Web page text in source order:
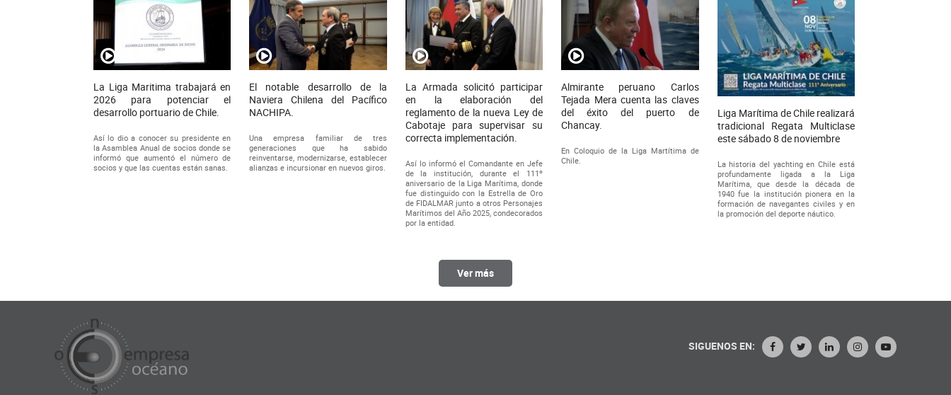
La Liga Maritima trabajará en
2026 para potenciar el
desarrollo portuario de Chile.
Así lo dio a conocer su presidente en
la Asamblea Anual de socios donde se
informó que aumentó el número de
socios y que las cuentas están sanas.
El notable desarrollo de la
Naviera Chilena del Pacífico
NACHIPA.
Una empresa familiar de tres
generaciones que ha sabido
reinventarse, modernizarse, establecer
alianzas e incursionar en nuevos giros.
La Armada solicitó participar
en la elaboración del
reglamento de la nueva Ley de
Cabotaje para supervisar su
correcta implementación.
Así lo informó el Comandante en Jefe
de la institución, durante el 111º
aniversario de la Liga Marítima, donde
fue distinguido con la Estrella de Oro
de FIDALMAR junto a otros Personajes
Marítimos del Año 2025, condecorados
por la entidad.
Almirante peruano Carlos
Tejada Mera cuenta las claves
del éxito del puerto de
Chancay.
En Coloquio de la Liga Martítima de
Chile.
Liga Marítima de Chile realizará
tradicional Regata Multiclase
este sábado 8 de noviembre
La historia del yachting en Chile está
profundamente ligada a la Liga
Marítima, que desde la década de
1940 fue la institución pionera en la
formación de navegantes civiles y en
la promoción del deporte náutico.
Ver más
SIGUENOS EN: